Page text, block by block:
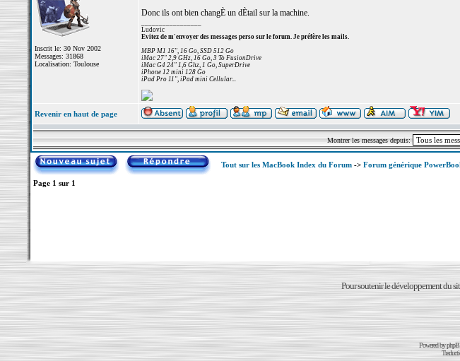
Inscrit le: 30 Nov 2002
Messages: 31868
Localisation: Toulouse
Donc ils ont bien changÈ un dÈtail sur la machine.
Ludovic
Evitez de m'envoyer des messages perso sur le forum. Je préfère les mails.
MBP M1 16", 16 Go, SSD 512 Go
iMac 27" 2,9 GHz, 16 Go, 3 To FusionDrive
iMac G4 24" 1,6 Ghz, 1 Go, SuperDrive
iPhone 12 mini 128 Go
iPad Pro 11", iPad mini Cellular...
Revenir en haut de page
Montrer les messages depuis:
Tout sur les MacBook Index du Forum-> Forum générique
Page 1 sur 1
Pour soutenir le développement du
Powered by